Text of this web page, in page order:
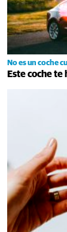
No es un coche
Este coche te